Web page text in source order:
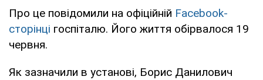
Про це повідомили на офіційній Facebook-
сторінці госпіталю. Його життя обірвалося 19
червня.
Як зазначили в установі, Борис Данилович